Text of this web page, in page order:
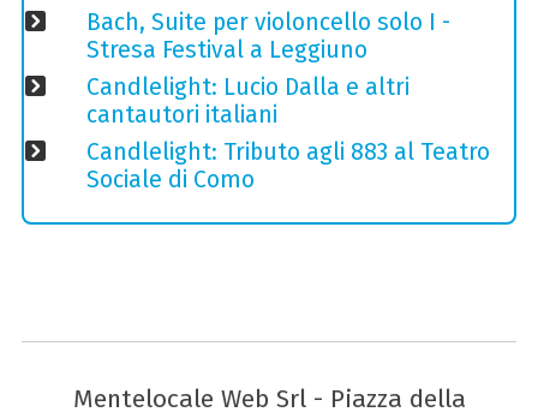
Bach, Suite per violoncello solo I -
Stresa Festival a Leggiuno
Candlelight: Lucio Dalla e altri
cantautori italiani
Candlelight: Tributo agli 883 al Teatro
Sociale di Como
Mentelocale Web Srl - Piazza della